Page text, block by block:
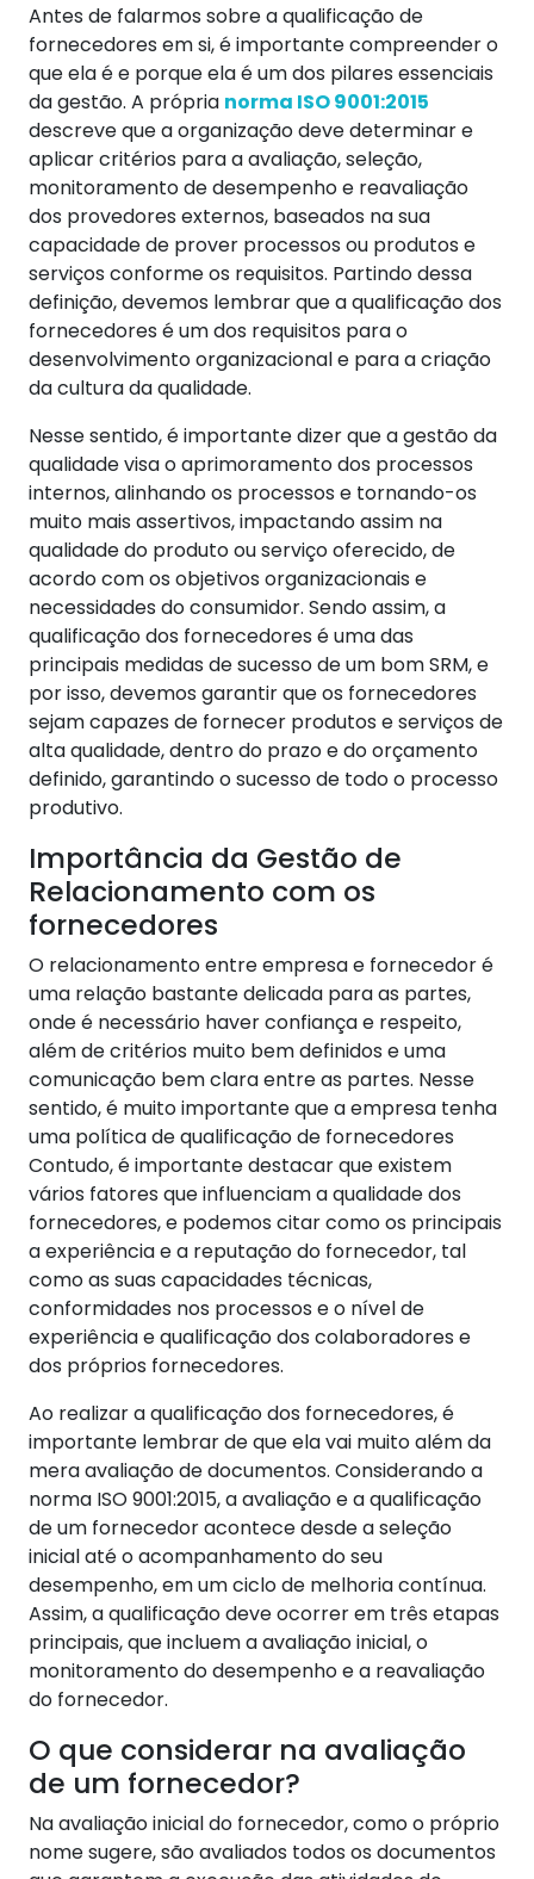
Antes de falarmos sobre a qualificação de
fornecedores em si, é importante compreender o
que ela é e porque ela é um dos pilares essenciais
da gestão. A própria norma ISO 9001:2015
descreve que a organização deve determinar e
aplicar critérios para a avaliação, seleção,
monitoramento de desempenho e reavaliação
dos provedores externos, baseados na sua
capacidade de prover processos ou produtos e
serviços conforme os requisitos. Partindo dessa
definição, devemos lembrar que a qualificação dos
fornecedores é um dos requisitos para o
desenvolvimento organizacional e para a criação
da cultura da qualidade.
Nesse sentido, é importante dizer que a gestão da
qualidade visa o aprimoramento dos processos
internos, alinhando os processos e tornando-os
muito mais assertivos, impactando assim na
qualidade do produto ou serviço oferecido, de
acordo com os objetivos organizacionais e
necessidades do consumidor. Sendo assim, a
qualificação dos fornecedores é uma das
principais medidas de sucesso de um bom SRM, e
por isso, devemos garantir que os fornecedores
sejam capazes de fornecer produtos e serviços de
alta qualidade, dentro do prazo e do orçamento
definido, garantindo o sucesso de todo o processo
produtivo.
Importância da Gestão de
Relacionamento com os
fornecedores
O relacionamento entre empresa e fornecedor é
uma relação bastante delicada para as partes,
onde é necessário haver confiança e respeito,
além de critérios muito bem definidos e uma
comunicação bem clara entre as partes. Nesse
sentido, é muito importante que a empresa tenha
uma política de qualificação de fornecedores
Contudo, é importante destacar que existem
vários fatores que influenciam a qualidade dos
fornecedores, e podemos citar como os principais
a experiência e a reputação do fornecedor, tal
como as suas capacidades técnicas,
conformidades nos processos e o nível de
experiência e qualificação dos colaboradores e
dos próprios fornecedores.
Ao realizar a qualificação dos fornecedores, é
importante lembrar de que ela vai muito além da
mera avaliação de documentos. Considerando a
norma ISO 9001:2015, a avaliação e a qualificação
de um fornecedor acontece desde a seleção
inicial até o acompanhamento do seu
desempenho, em um ciclo de melhoria contínua.
Assim, a qualificação deve ocorrer em três etapas
principais, que incluem a avaliação inicial, o
monitoramento do desempenho e a reavaliação
do fornecedor.
O que considerar na avaliação
de um fornecedor?
Na avaliação inicial do fornecedor, como o próprio
nome sugere, são avaliados todos os documentos